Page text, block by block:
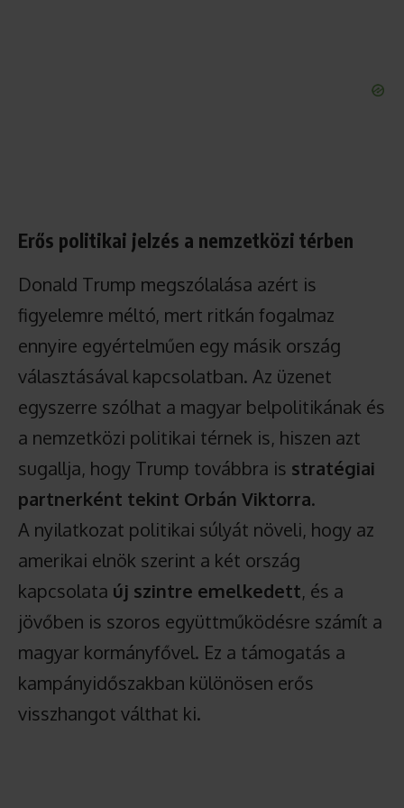
Erős politikai jelzés a nemzetközi térben
Donald Trump megszólalása azért is
figyelemre méltó, mert ritkán fogalmaz
ennyire egyértelműen egy másik ország
választásával kapcsolatban. Az üzenet
egyszerre szólhat a magyar belpolitikának és
a nemzetközi politikai térnek is, hiszen azt
sugallja, hogy Trump továbbra is stratégiai
partnerként tekint Orbán Viktorra.
A nyilatkozat politikai súlyát növeli, hogy az
amerikai elnök szerint a két ország
kapcsolata új szintre emelkedett, és a
jövőben is szoros együttműködésre számít a
magyar kormányfővel. Ez a támogatás a
kampányidőszakban különösen erős
visszhangot válthat ki.